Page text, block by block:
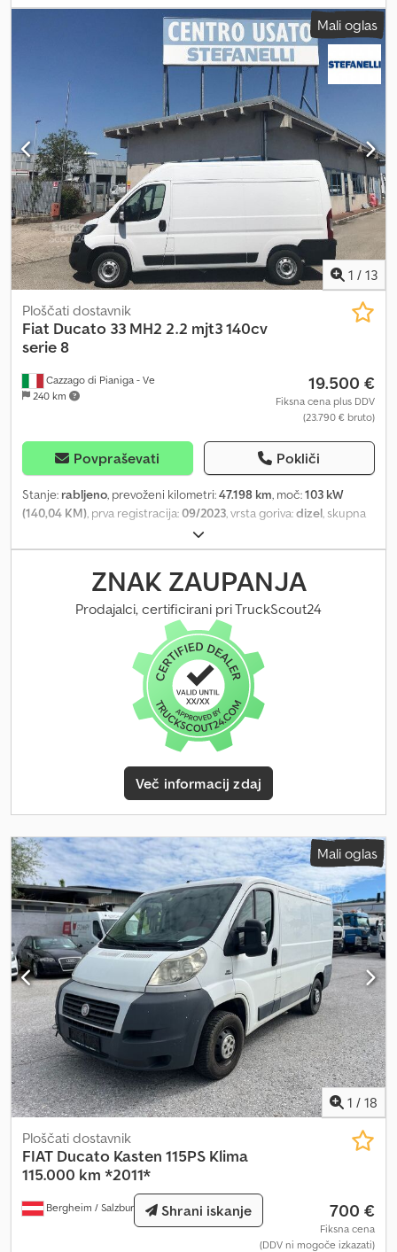
skupna masa: 3500 kg Dcsdozqxu Eepfx Alisk
Mali oglas
1 / 13
Cazzago di Pianiga - Ve
240 km
Ploščati dostavnik
Fiat Ducato 33 MH2 2.2 mjt3 140cv
serie 8
19.500 €
Fiksna cena plus DDV
(23.790 € bruto)
Povpraševati Pokliči
Stanje: rabljeno, prevoženi kilometri:47.198 km, moč:103 kW
(140,04 KM), prva registracija:09/2023, vrsta goriva:dizel, skupna
, vrsta prenosa:
total weight: 3,300 kg Dcodszqxu Sspfx Aliok
ZNAK ZAUPANJA
Prodajalci, certificirani pri TruckScout24
Več informacij zdaj
Mali oglas
1 / 18
Bergheim / Salzburg 243 km
Ploščati dostavnik
FIAT Ducato Kasten 115PS Klima
115.000 km *2011*
700 €
Fiksna cena
(DDV ni mogoče izkazati)
Shrani iskanje